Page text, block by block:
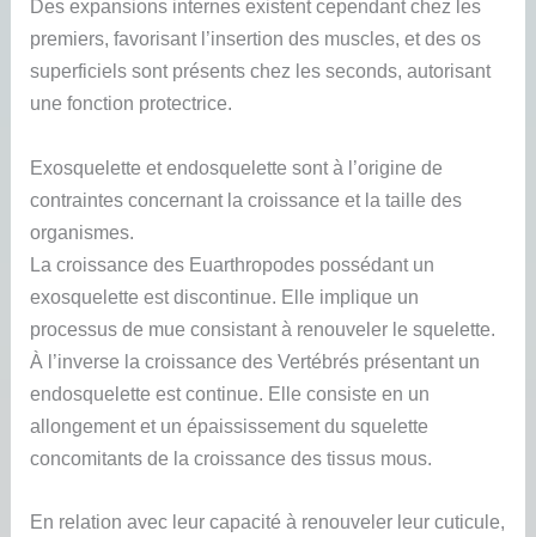
Des expansions internes existent cependant chez les
premiers, favorisant l’insertion des muscles, et des os
superficiels sont présents chez les seconds, autorisant
une fonction protectrice.
Exosquelette et endosquelette sont à l’origine de
contraintes concernant la croissance et la taille des
organismes.
La croissance des Euarthropodes possédant un
exosquelette est discontinue. Elle implique un
processus de mue consistant à renouveler le squelette.
À l’inverse la croissance des Vertébrés présentant un
endosquelette est continue. Elle consiste en un
allongement et un épaississement du squelette
concomitants de la croissance des tissus mous.
En relation avec leur capacité à renouveler leur cuticule,